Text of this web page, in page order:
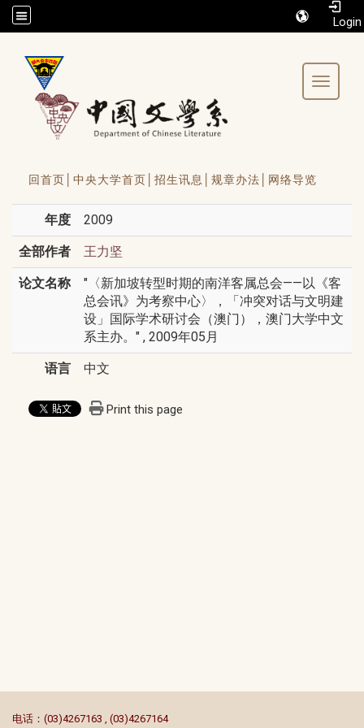
/accesskey"" title="Toolbar">:::
Toggle
回首页│ 中央大学首页│ 招生讯息│ 规章办法│ 网络导览
年度 2009
全部作者 王力坚
论文名称
"〈新加坡转型时期的南洋客属总会——以《客
总会讯》为考察中心〉，「冲突对话与文明建
设」国际学术研讨会（澳门），澳门大学中文
系主办。" , 2009年05月
语言 中文
Print this page
电话：(03)4267163 , (03)4267164